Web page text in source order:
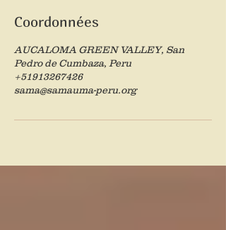
Coordonnées
AUCALOMA GREEN VALLEY, San
Pedro de Cumbaza, Peru
+51913267426
sama@samauma-peru.org